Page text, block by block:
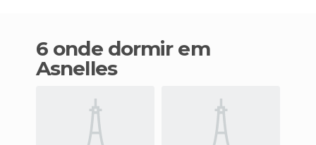
6 onde dormir em
Asnelles